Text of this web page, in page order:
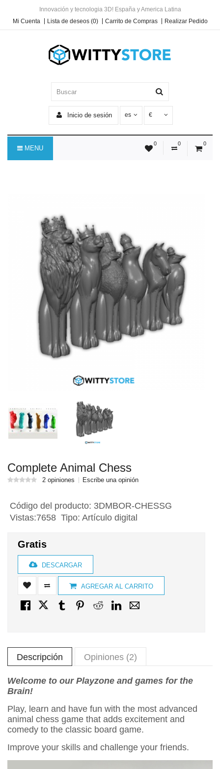
Innovación y tecnologia 3D! España y America Latina
Mi Cuenta
Lista de deseos (0) Carrito de Compras Realizar Pedido
Inicio de sesión es €
0 0 0
MENU
Complete Animal Chess
2 opiniones Escribe una opinión
Código del producto: 3DMBOR-CHESSG
Vistas:7658 Tipo: Artículo digital
Gratis
DESCARGAR
AGREGAR AL CARRITO
Descripción Opiniones (2)
Welcome to our Playzone and games for the
Brain!
Play, learn and have fun with the most advanced
animal chess game that adds excitement and
comedy to the classic board game.
Improve your skills and challenge your friends.